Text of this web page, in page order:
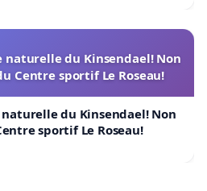
naturelle du Kinsendael! Non
Centre sportif Le Roseau!
du Kinsendael! Non
sportif Le Roseau!